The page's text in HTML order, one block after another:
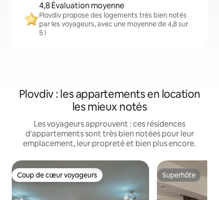
4,8 Évaluation moyenne
Plovdiv propose des logements très bien notés
par les voyageurs, avec une moyenne de 4,8 sur
5 !
Plovdiv : les appartements en location
les mieux notés
Les voyageurs approuvent : ces résidences
d'appartements sont très bien notées pour leur
emplacement, leur propreté et bien plus encore.
Coup de cœur voyageurs
Coup de cœur voyageurs Superhôte
Superhôte